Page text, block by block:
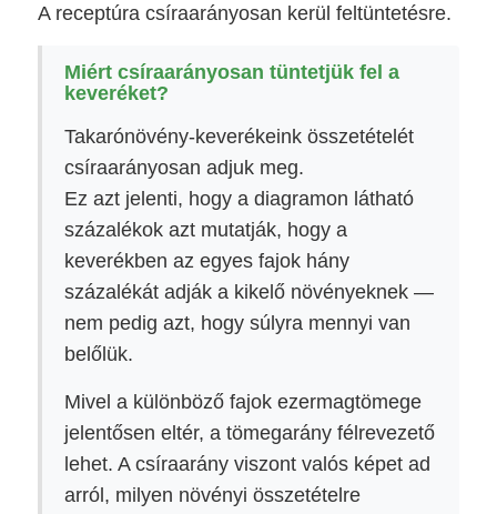
A receptúra csíraarányosan kerül feltüntetésre.
Miért csíraarányosan tüntetjük fel a
keveréket?
Takarónövény-keverékeink összetételét
csíraarányosan adjuk meg.
Ez azt jelenti, hogy a diagramon látható
százalékok azt mutatják, hogy a
keverékben az egyes fajok hány
százalékát adják a kikelő növényeknek —
nem pedig azt, hogy súlyra mennyi van
belőlük.
Mivel a különböző fajok ezermagtömege
jelentősen eltér, a tömegarány félrevezető
lehet. A csíraarány viszont valós képet ad
arról, milyen növényi összetételre